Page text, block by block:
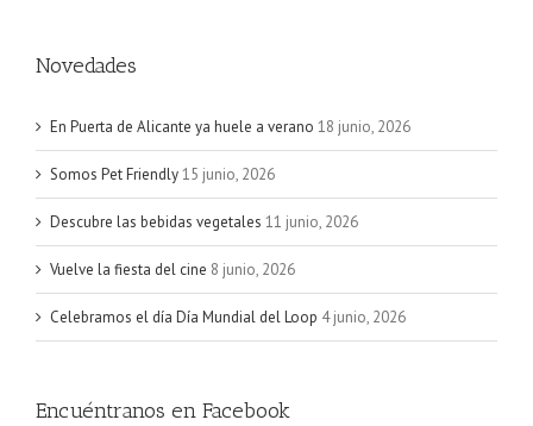
Novedades
En Puerta de Alicante ya huele a verano 18 junio, 2026
Somos Pet Friendly15 junio, 2026
Descubre las bebidas vegetales 11 junio, 2026
Vuelve la fiesta del cine 8 junio, 2026
Celebramos el día Día Mundial del Loop 4 junio, 2026
Encuéntranos en Facebook